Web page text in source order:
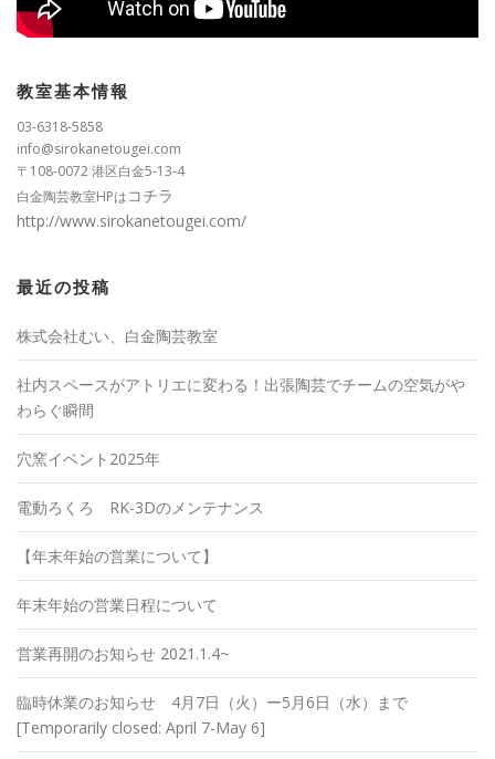
教室基本情報
03-6318-5858
info@sirokanetougei.com
〒108-0072 港区白金5-13-4
白金陶芸教室HPはコチラ
http://www.sirokanetougei.com/
最近の投稿
株式会社むい、白金陶芸教室
社内スペースがアトリエに変わる！出張陶芸でチームの空気がや
わらぐ瞬間
穴窯イベント2025年
電動ろくろ RK-3Dのメンテナンス
【年末年始の営業について】
年末年始の営業日程について
営業再開のお知らせ 2021.1.4~
臨時休業のお知らせ 4月7日（火）ー5月6日（水）まで
[Temporarily closed: April 7-May 6]